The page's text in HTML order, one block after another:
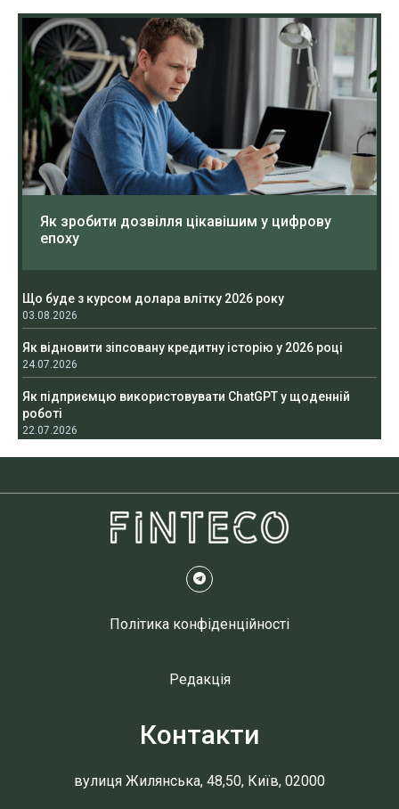
Як зробити дозвілля цікавішим у цифрову
епоху
Що буде з курсом долара влітку 2026 року
03.08.2026
Як відновити зіпсовану кредитну історію у 2026 році
24.07.2026
Як підприємцю використовувати ChatGPT у щоденній
роботі
22.07.2026
Політика конфіденційності
Редакція
Контакти
вулиця Жилянська, 48,50, Київ, 02000